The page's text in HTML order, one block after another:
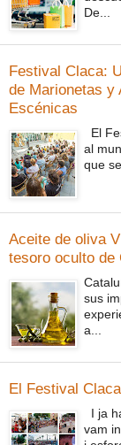
De...
Festival Claca:
de Marionetas y
Escénicas
El
al
que
Aceite de oliva
tesoro oculto de
sus
a...
El Festival Claca
I ja
vam